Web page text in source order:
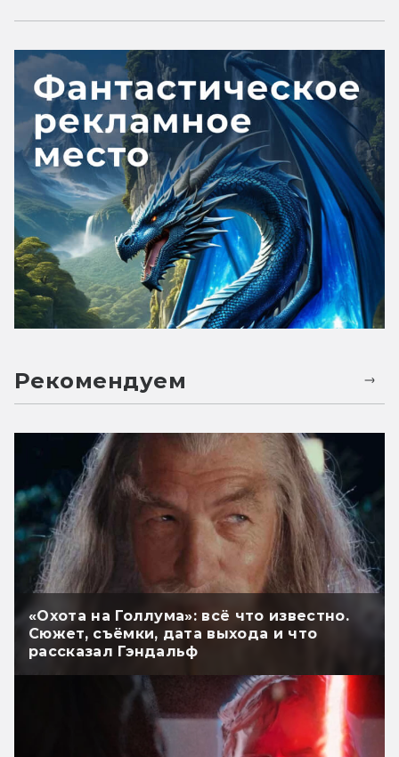
Рекомендуем
«Охота на Голлума»: всё что известно.
Сюжет, съёмки, дата выхода и что
рассказал Гэндальф